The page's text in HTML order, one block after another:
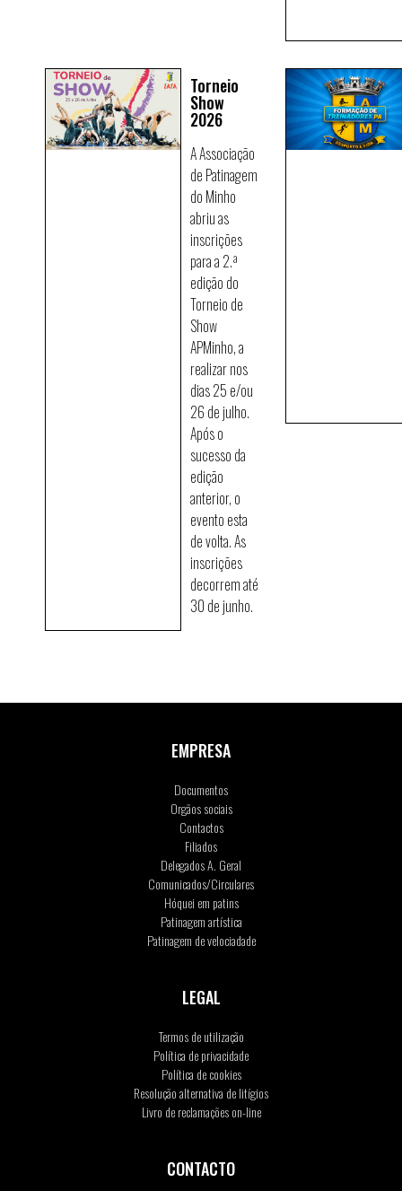
Torneio
Show
2026
A Associação
de Patinagem
do Minho
abriu as
inscrições
para a 2.ª
edição do
Torneio de
Show
APMinho, a
realizar nos
dias 25 e/ou
26 de julho.
Após o
sucesso da
edição
anterior, o
evento esta
de volta. As
inscrições
decorrem até
30 de junho.
EMPRESA
Documentos
Orgãos sociais
Contactos
Filiados
Delegados A. Geral
Comunicados/Circulares
Hóquei em patins
Patinagem artística
Patinagem de velociadade
LEGAL
Termos de utilização
Política de privacidade
Política de cookies
Resolução alternativa de litígios
Livro de reclamações on-line
CONTACTO